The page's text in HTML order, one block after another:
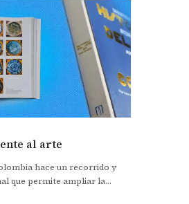
al arte
hace un recorrido y
que permite ampliar la